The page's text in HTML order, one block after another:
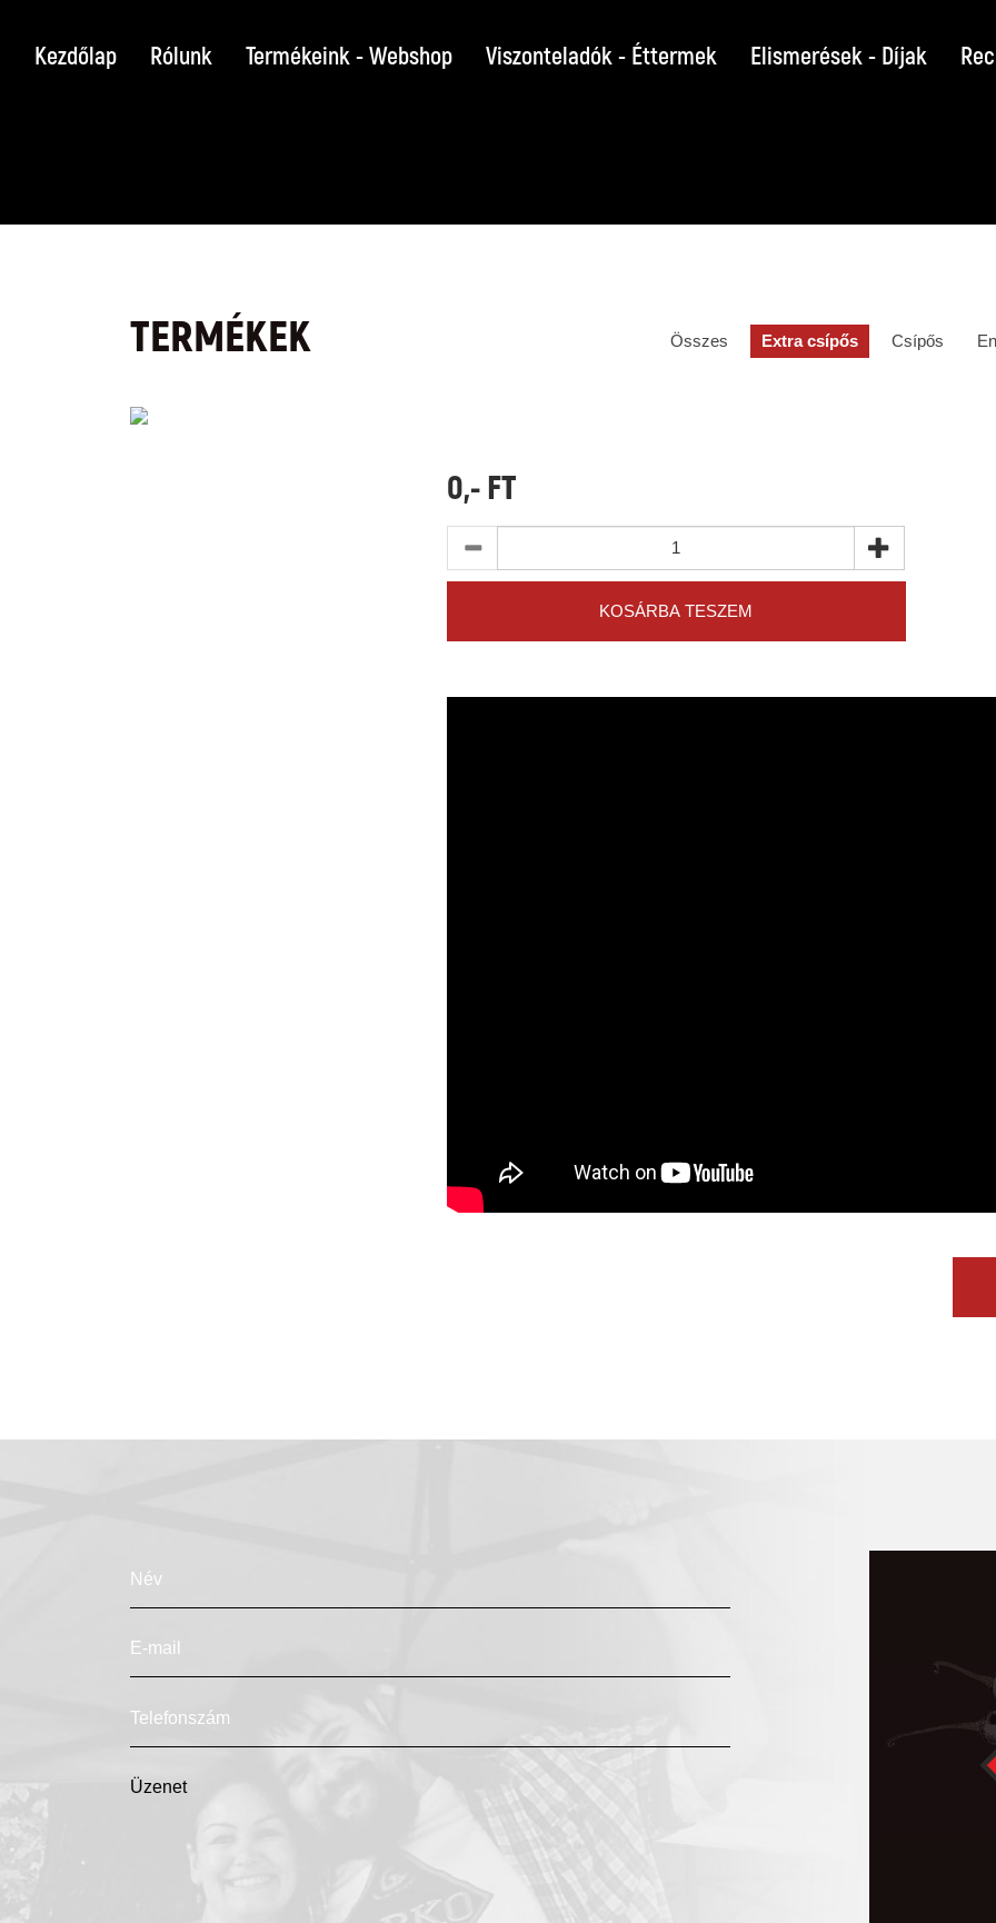
Kezdőlap Rólunk Termékeink - Webshop Viszonteladók - Éttermek Elismerések - Díjak
TERMÉKEK Összes Extra csípős Csípős
0,- FT
KOSÁRBA TESZEM